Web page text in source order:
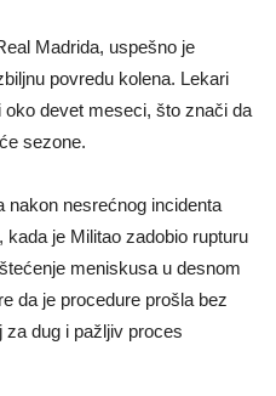
Madrida, uspešno je
povredu kolena. Lekari
devet meseci, što znači da
sezone.
nakon nesrećnog incidenta
je Militao zadobio rupturu
meniskusa u desnom
da je procedure prošla bez
dug i pažljiv proces